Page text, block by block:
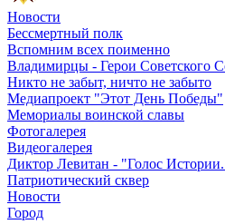
Новости
Бессмертный полк
Вспомним всех поименно
Владимирцы - Герои Советского
Никто не забыт, ничто не забыто
Медиапроект "Этот День Победы"
Мемориалы воинской славы
Фотогалерея
Видеогалерея
Диктор Левитан - "Голос
Патриотический сквер
Новости
Город